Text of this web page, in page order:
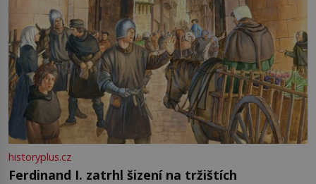
historyplus.cz
Ferdinand I. zatrhl šizení na tržištích